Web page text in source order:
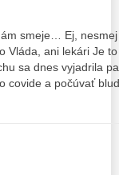
smeje… Ej,
Vláda, ani lekári Je
sa dnes vyjadrila
covide a počúvať